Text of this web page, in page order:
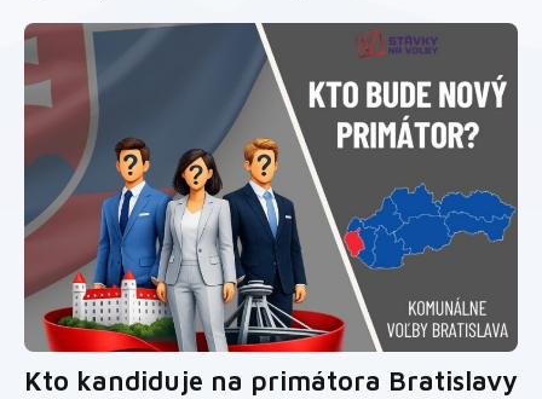
Kto kandiduje na primátora Bratislavy